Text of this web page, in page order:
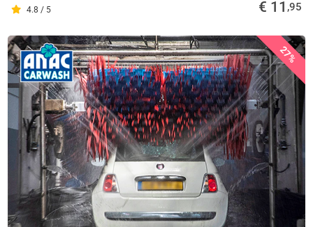
4.8 / 5 € 11 ,95
27%